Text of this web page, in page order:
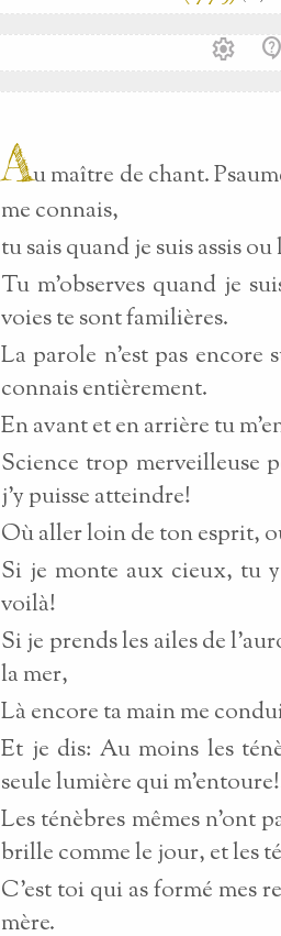
settings contact_support
Au maître de chant.
me connais,
tu sais quand je suis assis
Tu m'observes quand je
voies te sont familières.
La parole n'est pas encore
connais entièrement.
En avant et en arrière tu
Science trop merveilleuse
j'y puisse atteindre!
Où aller loin de ton esprit,
Si je monte aux cieux, tu
voilà!
Si je prends les ailes de
la mer,
Là encore ta main me
Et je dis: Au moins les
seule lumière qui
Les ténèbres mêmes n'ont
brille comme le jour, et les
C'est toi qui as formé mes
mère.